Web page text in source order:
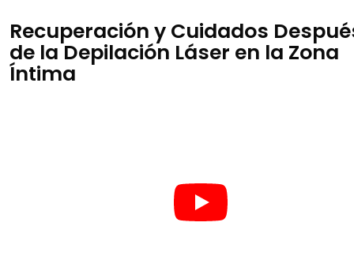
Recuperación y Cuidados
de la Depilación Láser en la Zona
Íntima